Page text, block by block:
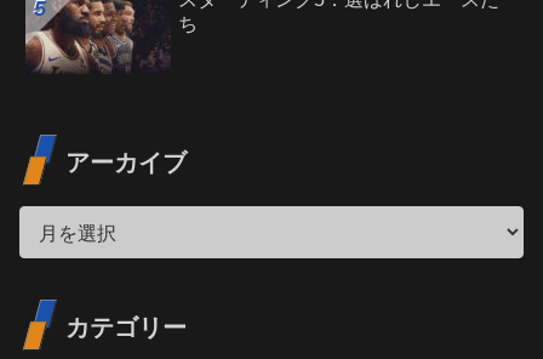
ち
アーカイブ
カテゴリー